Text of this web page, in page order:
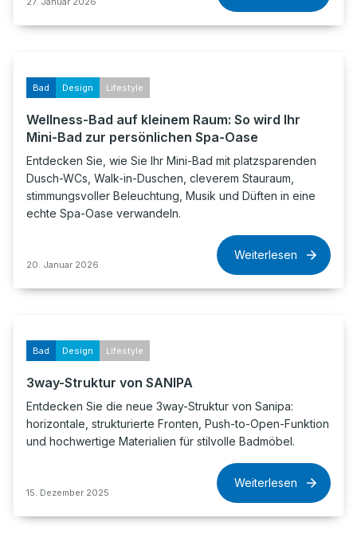
Bad Design Lifestyle
Wellness-Bad auf kleinem Raum: So wird Ihr
Mini-Bad zur persönlichen Spa-Oase
Entdecken Sie, wie Sie Ihr Mini-Bad mit platzsparenden
Dusch-WCs, Walk-in-Duschen, cleverem Stauraum,
stimmungsvoller Beleuchtung, Musik und Düften in eine
echte Spa-Oase verwandeln.
20. Januar 2026
Weiterlesen
Bad Design Lifestyle
3way-Struktur von SANIPA
Entdecken Sie die neue 3way-Struktur von Sanipa:
horizontale, strukturierte Fronten, Push-to-Open-Funktion
und hochwertige Materialien für stilvolle Badmöbel.
15. Dezember 2025
Weiterlesen